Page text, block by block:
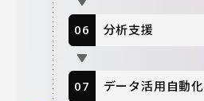
分析支援
データ活用自動化